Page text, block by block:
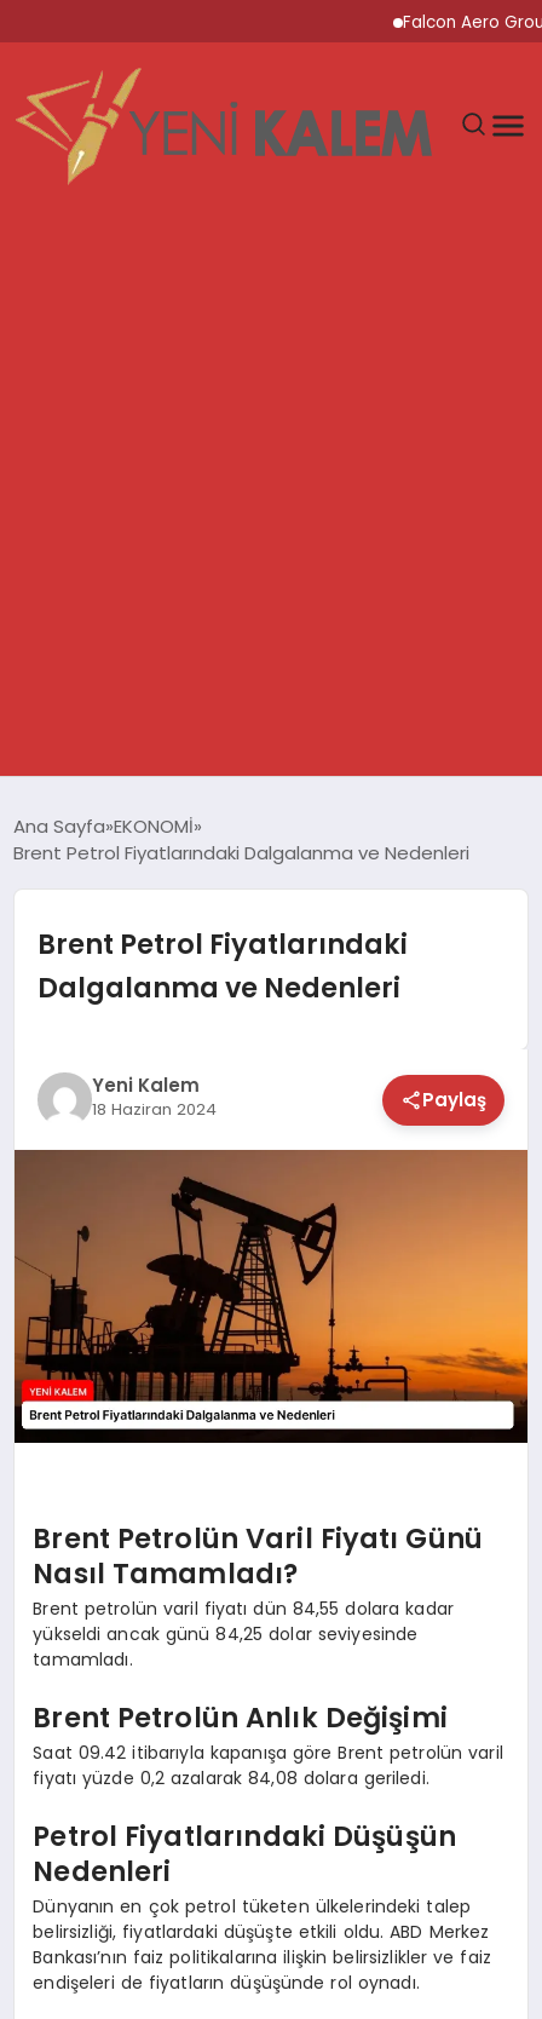
Falcon Aero Group,
DÜNYA
EKONOMİ
TEKNOLOJİ
MAGAZİN
EĞİTİM
Ana Sayfa EKONOMİ
Brent Petrol Fiyatlarındaki Dalgalanma ve Nedenleri
Brent Petrol Fiyatlarındaki
Dalgalanma ve Nedenleri
Yeni Kalem
18 Haziran 2024 Paylaş
Brent Petrolün Varil Fiyatı Günü
Nasıl Tamamladı?
Brent petrolün varil fiyatı dün 84,55 dolara kadar
yükseldi ancak günü 84,25 dolar seviyesinde
tamamladı.
Brent Petrolün Anlık Değişimi
Saat 09.42 itibarıyla kapanışa göre Brent petrolün varil
fiyatı yüzde 0,2 azalarak 84,08 dolara geriledi.
Petrol Fiyatlarındaki Düşüşün
Nedenleri
Dünyanın en çok petrol tüketen ülkelerindeki talep
belirsizliği, fiyatlardaki düşüşte etkili oldu. ABD Merkez
Bankası’nın faiz politikalarına ilişkin belirsizlikler ve faiz
endişeleri de fiyatların düşüşünde rol oynadı.